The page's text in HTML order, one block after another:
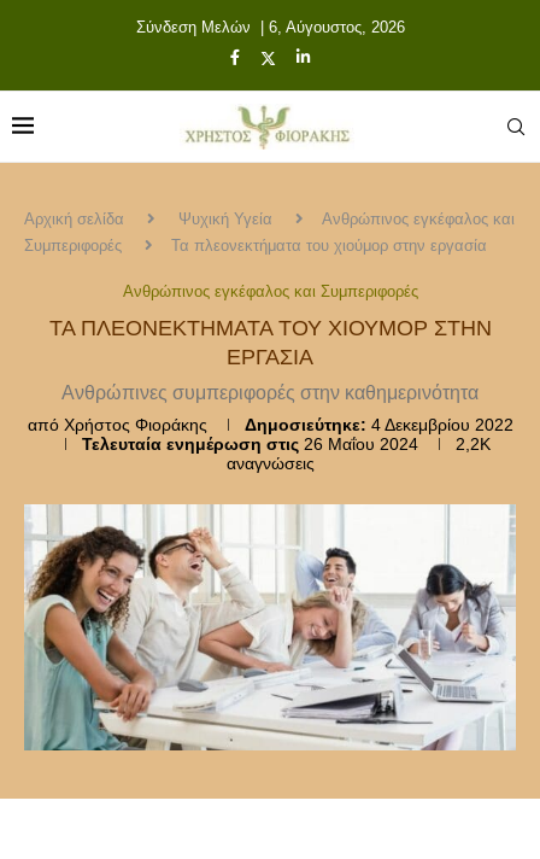
Σύνδεση Μελών | 6, Αύγουστος, 2026
Αρχική σελίδα Ψυχική Υγεία
Ανθρώπινος εγκέφαλος και
Συμπεριφορές
Τα πλεονεκτήματα του χιούμορ στην εργασία
Ανθρώπινος εγκέφαλος και Συμπεριφορές
ΤΑ ΠΛΕΟΝΕΚΤΉΜΑΤΑ ΤΟΥ ΧΙΟΎΜΟΡ ΣΤΗΝ
ΕΡΓΑΣΊΑ
Ανθρώπινες συμπεριφορές στην καθημερινότητα
από Χρήστος Φιοράκης Δημοσιεύτηκε: 4 Δεκεμβρίου 2022
Τελευταία ενημέρωση στις 26 Μαΐου 2024
2,2K
αναγνώσεις